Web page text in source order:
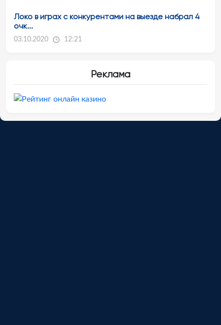
Локо в играх с конкурентами на выезде набрал 4
очк...
03.10.2020 12:21
Реклама